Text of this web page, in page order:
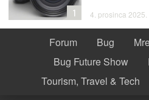
4. prosinca 2025.
1
Forum Bug
Bug Future Show
Tourism, Travel & Tech